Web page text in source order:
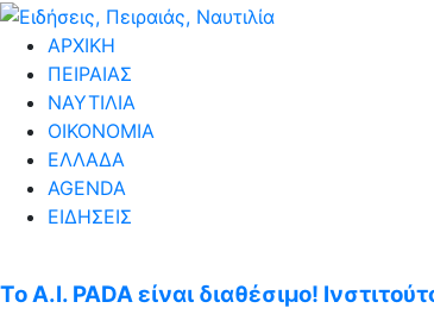
ΑΡΧΙΚΗ
ΠΕΙΡΑΙΑΣ
ΝΑΥΤΙΛΙΑ
ΟΙΚΟΝΟΜΙΑ
ΕΛΛΑΔΑ
AGENDA
ΕΙΔΗΣΕΙΣ
Το A.I. PADA είναι διαθέσιμο!